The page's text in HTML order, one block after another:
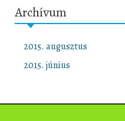
Archívum
2015. augusztus
2015. június